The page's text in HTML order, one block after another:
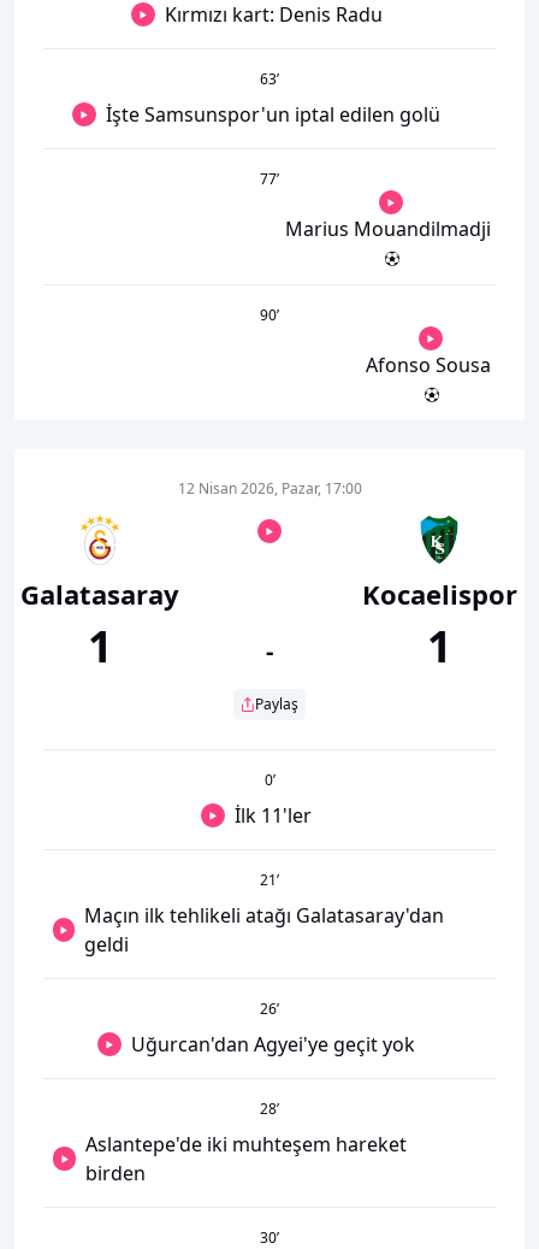
Kırmızı kart: Denis Radu
63’
İşte Samsunspor'un iptal edilen golü
77’
Marius Mouandilmadji
90’
Afonso Sousa
Galatasaray
1
12 Nisan 2026, Pazar, 17:00
-
Paylaş
Kocaelispor
1
0’
İlk 11'ler
21’
Maçın ilk tehlikeli atağı Galatasaray'dan
geldi
26’
Uğurcan'dan Agyei'ye geçit yok
28’
Aslantepe'de iki muhteşem hareket
birden
30’